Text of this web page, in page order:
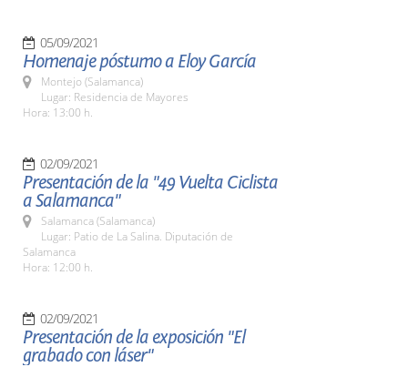
05/09/2021
Homenaje póstumo a Eloy García
Montejo (Salamanca)
Lugar: Residencia de Mayores
Hora: 13:00 h.
02/09/2021
Presentación de la "49 Vuelta Ciclista
a Salamanca"
Salamanca (Salamanca)
Lugar: Patio de La Salina. Diputación de
Salamanca
Hora: 12:00 h.
02/09/2021
Presentación de la exposición "El
grabado con láser"